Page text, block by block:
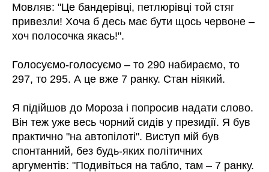
Мовляв: "Це бандерівці, петлюрівці той стяг
привезли! Хоча б десь має бути щось червоне –
хоч полосочка якась!".
Голосуємо-голосуємо – то 290 набираємо, то
297, то 295. А це вже 7 ранку. Стан ніякий.
Я підійшов до Мороза і попросив надати слово.
Він теж уже весь чорний сидів у президії. Я був
практично "на автопілоті". Виступ мій був
спонтанний, без будь-яких політичних
аргументів: "Подивіться на табло, там – 7 ранку.